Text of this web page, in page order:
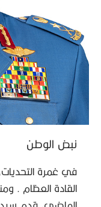
نبض الوطن
في غمرة
القادة العظام .